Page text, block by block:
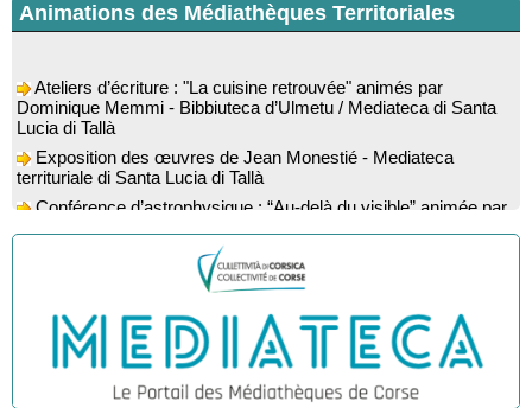
Animations des Médiathèques Territoriales
Dominique Memmi - Bibbiuteca d’Ulmetu / Mediateca di Santa
Lucia di Tallà
territuriale di Santa Lucia di Tallà
l’astrophysicien Paul Guerrini - Médiathèque - Pitretu è
Bicchisgià
Exposition des œuvres de Dominique Malberti Morin :
"Racines, peintures acryliques et aquarelles" - Mediateca
Animation : "Petits lecteurs" - Médiathèque - Pitretu è
Bicchisgià
Veillée de contes à la forêt enchantée "U Mondu ditu
mignuleddu" par la Caravane de Conteurs - Currà